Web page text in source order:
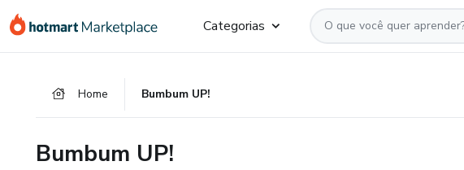
para
para
para
Categorias
Home Bumbum UP!
Bumbum UP!